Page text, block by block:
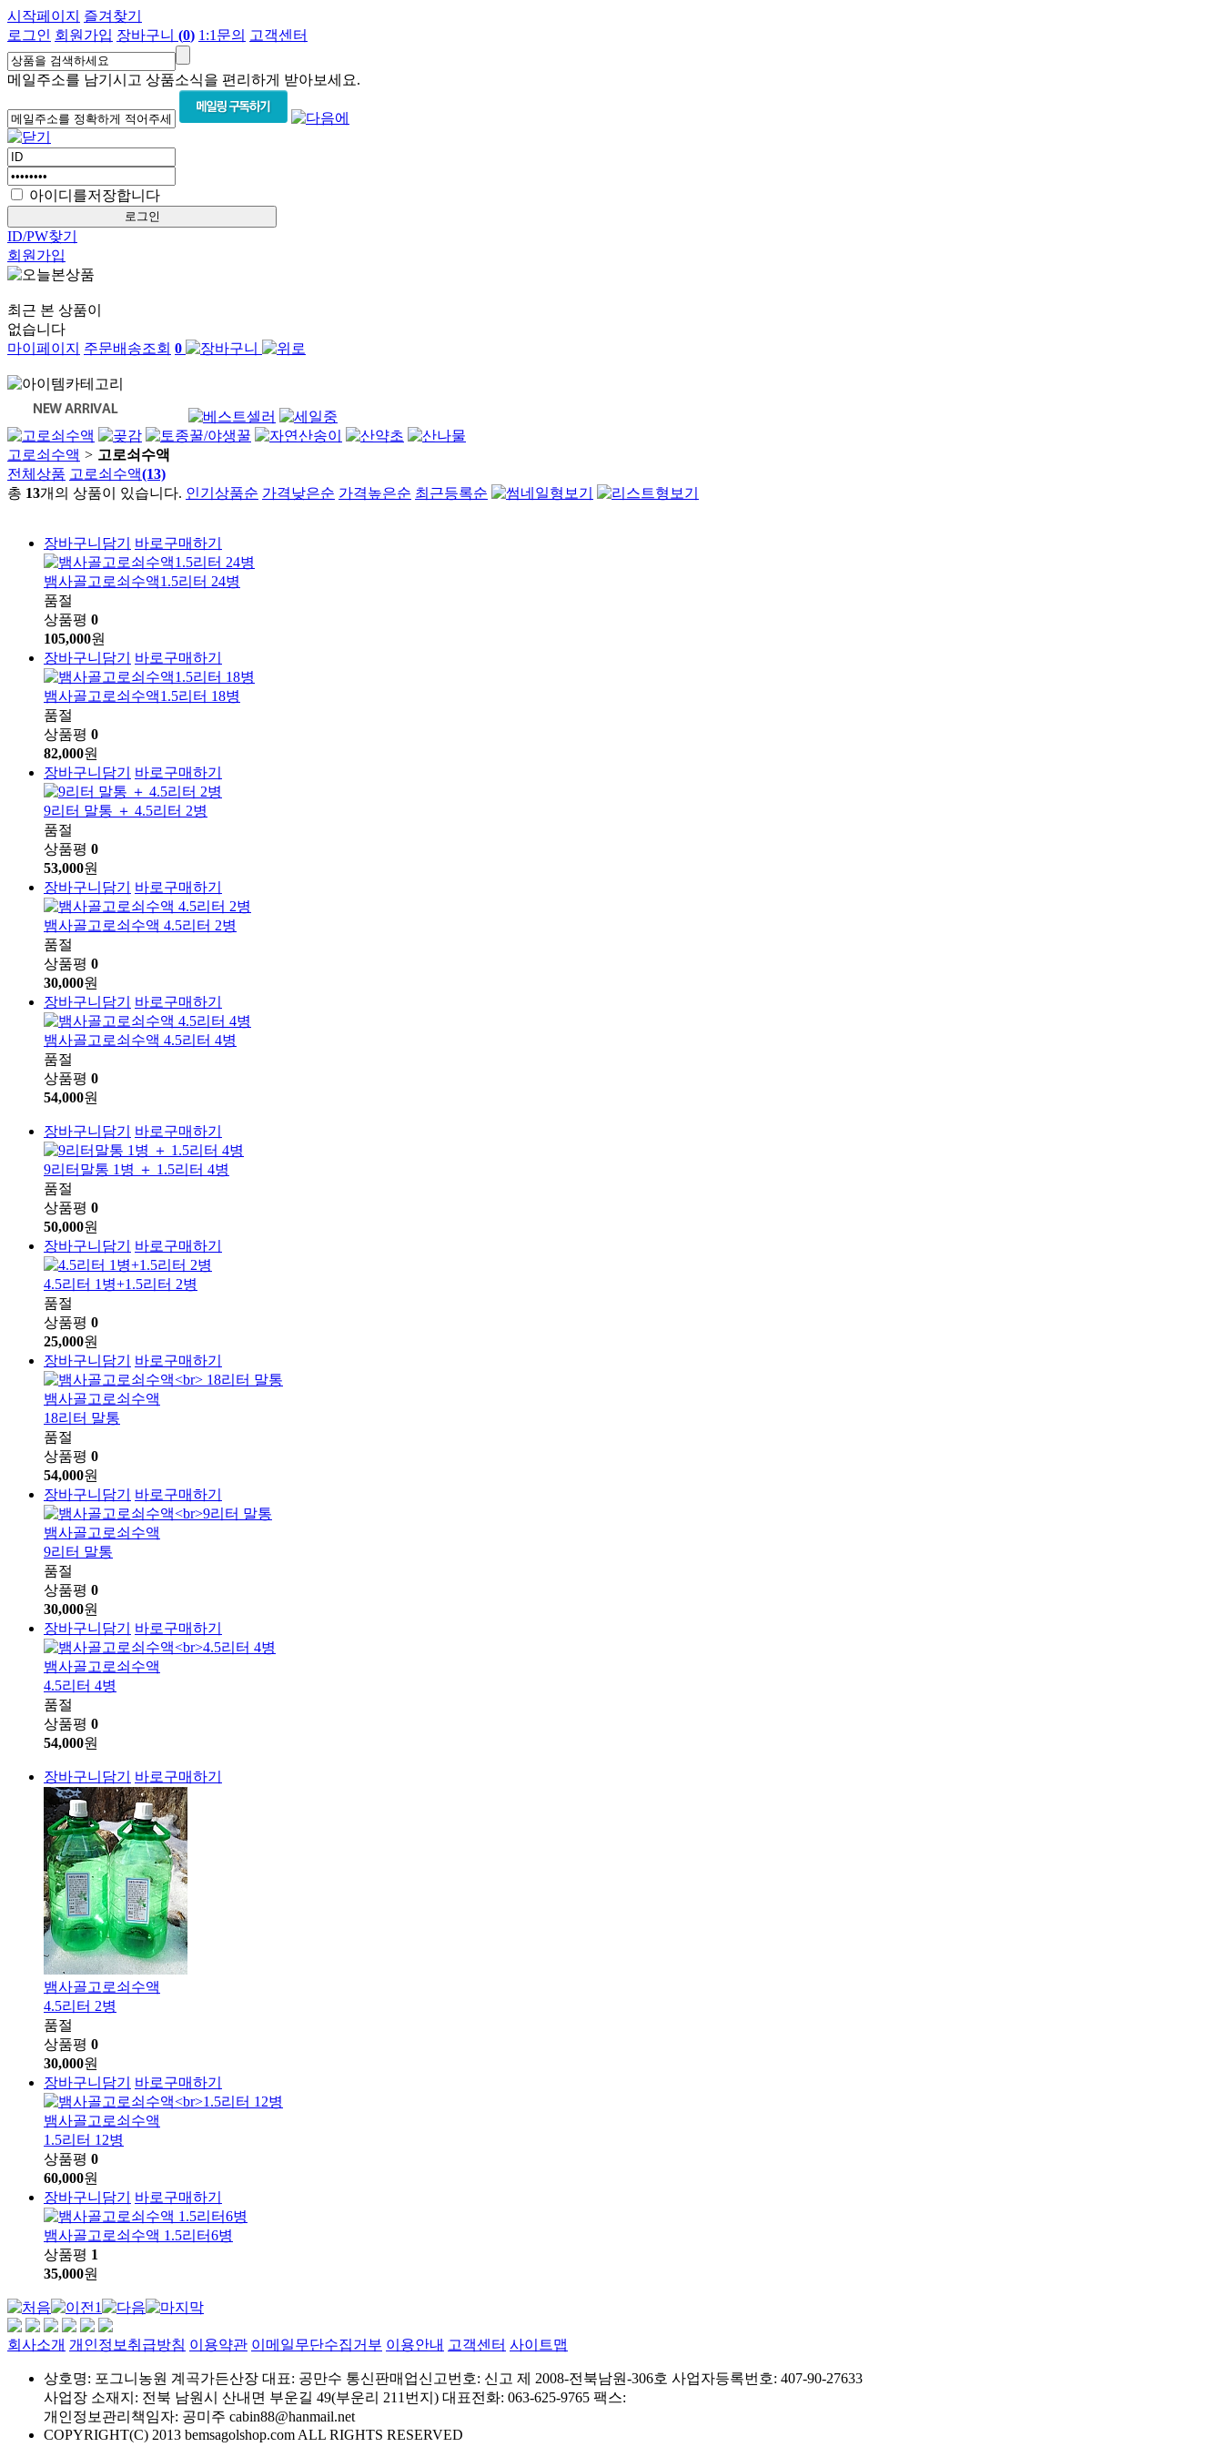
시작페이지
즐겨찾기
로그인 회원가입 장바구니 (0) 1:1문의 고객센터
메일주소를 남기시고 상품소식을 편리하게 받아보세요.
아이디를저장합니다
ID/PW찾기
회원가입
최근 본 상품이
없습니다
마이페이지
주문배송조회 0
고로쇠수액 > 고로쇠수액
전체상품 고로쇠수액(13)
총 13개의 상품이 있습니다. 인기상품순 가격낮은순 가격높은순 최근등록순
장바구니담기 바로구매하기
뱀사골고로쇠수액1.5리터 24병
품절
상품평 0
105,000원
장바구니담기
바로구매하기
뱀사골고로쇠수액1.5리터 18병
품절
상품평 0
82,000원
장바구니담기
바로구매하기
9리터 말통 ＋ 4.5리터 2병
품절
상품평 0
53,000원
장바구니담기
바로구매하기
뱀사골고로쇠수액 4.5리터 2병
품절
상품평 0
30,000원
장바구니담기
바로구매하기
뱀사골고로쇠수액 4.5리터 4병
품절
상품평 0
54,000원
장바구니담기 바로구매하기
9리터말통 1병 ＋ 1.5리터 4병
품절
상품평 0
50,000원
장바구니담기
바로구매하기
4.5리터 1병+1.5리터 2병
품절
상품평 0
25,000원
장바구니담기
바로구매하기
뱀사골고로쇠수액
18리터 말통
품절
상품평 0
54,000원
장바구니담기
바로구매하기
뱀사골고로쇠수액
9리터 말통
품절
상품평 0
30,000원
장바구니담기
바로구매하기
뱀사골고로쇠수액
4.5리터 4병
품절
상품평 0
54,000원
장바구니담기 바로구매하기
뱀사골고로쇠수액
4.5리터 2병
품절
상품평 0
30,000원
장바구니담기
바로구매하기
뱀사골고로쇠수액
1.5리터 12병
상품평 0
60,000원
장바구니담기
바로구매하기
뱀사골고로쇠수액 1.5리터6병
상품평 1
35,000원
1
회사소개 개인정보취급방침 이용약관 이메일무단수집거부 이용안내 고객센터 사이트맵
상호명: 포그니농원 계곡가든산장 대표: 공만수 통신판매업신고번호: 신고 제 2008-전북남원-306호 사업자등록번호: 407-90-27633
사업장 소재지: 전북 남원시 산내면 부운길 49(부운리 211번지) 대표전화: 063-625-9765 팩스:
개인정보관리책임자: 공미주 cabin88@hanmail.net
COPYRIGHT(C) 2013 bemsagolshop.com ALL RIGHTS RESERVED